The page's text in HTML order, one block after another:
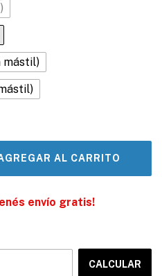
mástil)
envío gratis!
CALCULAR